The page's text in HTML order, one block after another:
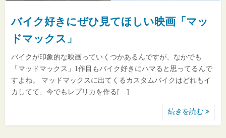
バイク好きにぜひ見てほしい映画「マッ
ドマックス」
バイクが印象的な映画っていくつかあるんですが、なかでも
「マッドマックス」1作目もバイク好きにハマると思ってるんで
すよね。 マッドマックスに出てくるカスタムバイクはどれもイ
カしてて、今でもレプリカを作る[…]
続きを読む